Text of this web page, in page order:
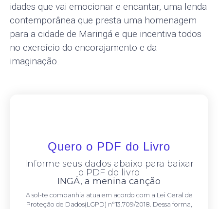
idades que vai emocionar e encantar, uma lenda
contemporânea que presta uma homenagem
para a cidade de Maringá e que incentiva todos
no exercício do encorajamento e da
imaginação.
Quero o PDF do Livro
Informe seus dados abaixo para baixar
o PDF do livro
INGÁ, a menina canção
A sol-te companhia atua em acordo com a Lei Geral de
Proteção de Dados(LGPD) n°13.709/2018. Dessa forma,